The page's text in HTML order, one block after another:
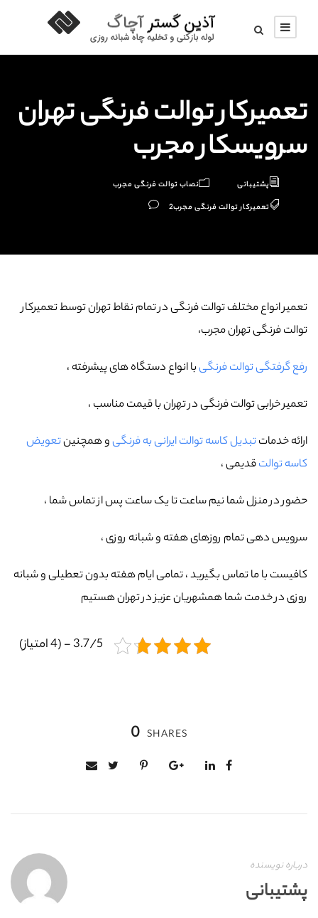
تعمیرکار توالت فرنگی تهران
سرویسکار مجرب
پشتیبانی
نصاب توالت فرنگی مجرب
تعمیرکار توالت فرنگی مجرب2
تعمیر انواع مختلف توالت فرنگی در تمام نقاط تهران توسط تعمیرکار
توالت فرنگی تهران مجرب،
رفع گرفتگی توالت فرنگیبا انواع دستگاه های پیشرفته ،
تعمیر خرابی توالت فرنگی در تهران با قیمت مناسب ،
ارائه خدماتتبدیل کاسه توالت ایرانی به فرنگیو همچنینتعویض
کاسه توالتقدیمی ،
حضور در منزل شما نیم ساعت تا یک ساعت پس از تماس شما ،
سرویس دهی تمام روزهای هفته و شبانه روزی ،
کافیست با ما تماس بگیرید ، تمامی ایام هفته بدون تعطیلی و شبانه
روزی در خدمت شما همشهریان عزیز در تهران هستیم
3.7/5 - (4 امتیاز)
0 SHARES
درباره نویسنده
پشتیبانی